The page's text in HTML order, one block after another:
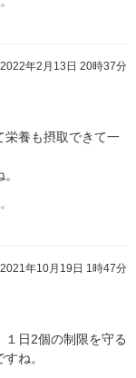
2022年2月13日 20時37分
栄養も摂取できて一
2021年10月19日 1時47分
日2個の制限を守る
ね。